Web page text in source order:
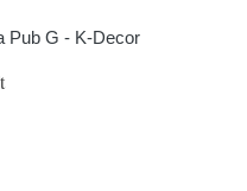
Pub G - K-Decor